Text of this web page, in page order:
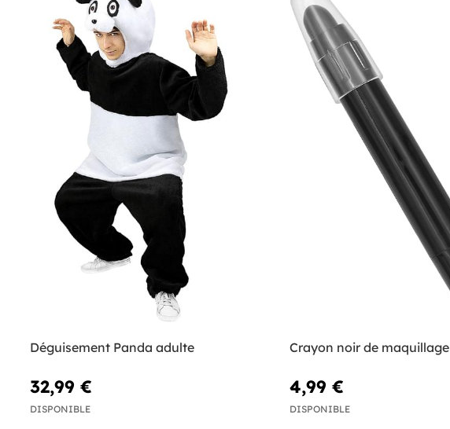
Déguisement Panda adulte
32,99 €
DISPONIBLE
Crayon noir de maquillage
4,99 €
DISPONIBLE